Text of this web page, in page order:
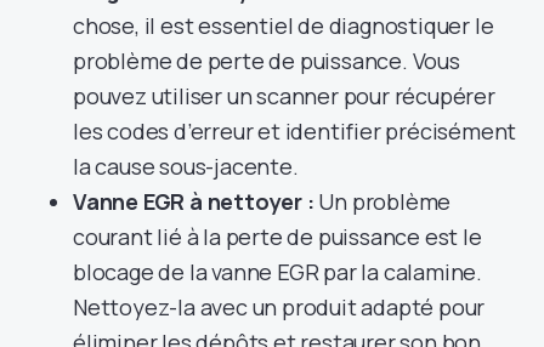
chose, il est essentiel de diagnostiquer le
problème de perte de puissance. Vous
pouvez utiliser un scanner pour récupérer
les codes d’erreur et identifier précisément
la cause sous-jacente.
Vanne EGR à nettoyer : Un problème
courant lié à la perte de puissance est le
blocage de la vanne EGR par la calamine.
Nettoyez-la avec un produit adapté pour